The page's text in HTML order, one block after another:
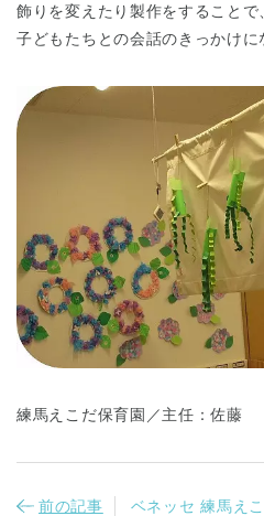
千葉県
埼玉県
兵庫県
飾りを変えたり製作をすることで
子どもたちとの会話のきっかけに
練馬えこだ保育園／主任：佐藤
前の記事
ベネッセ 練馬え